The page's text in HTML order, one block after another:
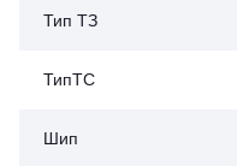
Тип ТЗ
ТипТС
Шип